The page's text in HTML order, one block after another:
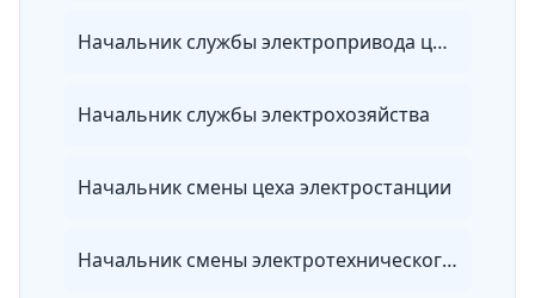
Начальник службы электропривода цеха
Начальник службы электрохозяйства
Начальник смены цеха электростанции
Начальник смены электротехнического цеха теплоэлектроцентрали